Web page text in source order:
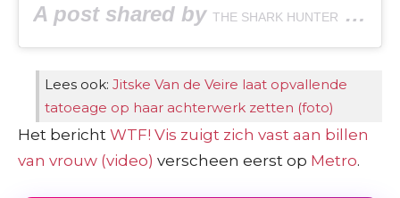
A post shared by THE SHARK HUNTER
Lees ook: Jitske Van de Veire laat opvallende
tatoeage op haar achterwerk zetten (foto)
Het bericht WTF! Vis zuigt zich vast aan billen
van vrouw (video) verscheen eerst op Metro.